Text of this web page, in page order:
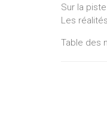
Sur la
Les
Table des